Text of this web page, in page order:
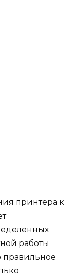
принтера к
работы
правильное